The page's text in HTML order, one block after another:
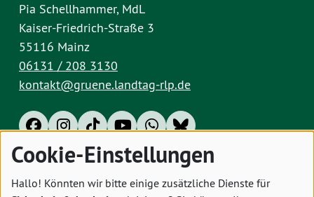
Pia Schellhammer, MdL
Kaiser-Friedrich-Straße 3
55116 Mainz
06131 / 208 3130
kontakt@gruene.landtag-rlp.de
Impressum Datenschutz Cookies
Cookie-Einstellungen
Hallo! Könnten wir bitte einige zusätzliche Dienste für